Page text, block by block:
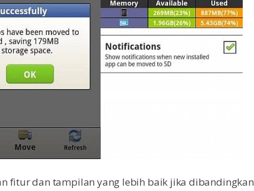
fitur dan tampilan yang lebih baik jika dibandingkan